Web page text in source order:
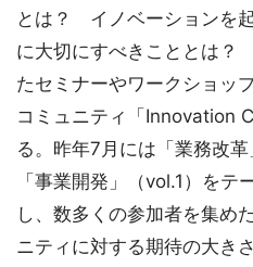
とは？ イノベーションを
に大切にすべきこととは？
たセミナーやワークショッ
コミュニティ「Innovation
る。昨年7月には「業務改
「事業開発」（vol.1）をテ
し、数多くの参加者を集め
ニティに対する期待の大き